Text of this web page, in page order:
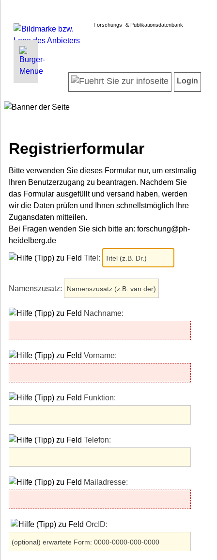
Forschungs- & Publikationsdatenbank
INFORMATIONEN | SUCHEN
Forschendenverzeichnis
FAQ
Newsletter
Datenschutz
Barrierefreiheit
LOGIN
Login
Registrierformular
Bitte verwenden Sie dieses Formular nur, um erstmalig
Ihren Benutzerzugang zu beantragen. Nachdem Sie
das Formular ausgefüllt und versand haben, werden
wir die Daten prüfen und Ihnen schnellstmöglich Ihre
Zugansdaten mitteilen.
Bei Fragen wenden Sie sich bitte an: forschung@ph-
heidelberg.de
Titel:
Namenszusatz:
Nachname:
Vorname:
Funktion:
Telefon:
Mailadresse:
OrcID: